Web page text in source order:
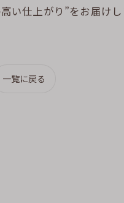
い仕上がり”をお届けし
一覧に戻る